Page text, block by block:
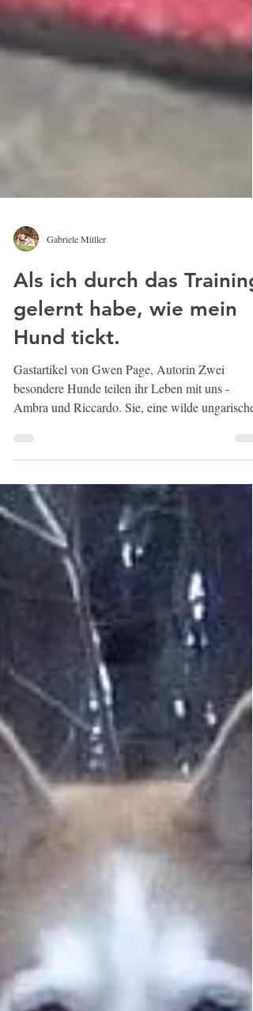
Gabriele Müller
Als ich durch das Training
gelernt habe, wie mein
Hund tickt.
Gastartikel von Gwen Page, Autorin Zwei
Ambra und Riccardo. Sie, eine wilde